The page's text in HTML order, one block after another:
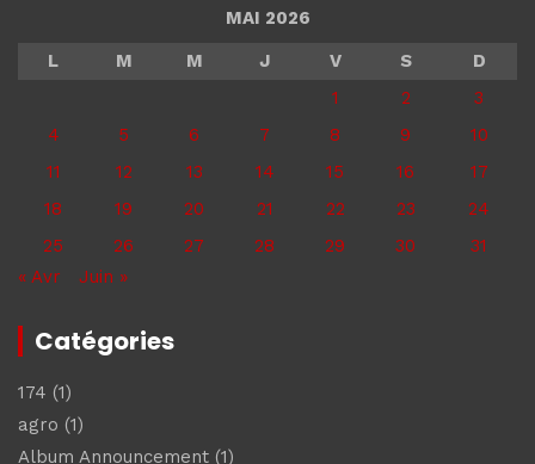
MAI 2026
L
M M J V S
D
1
2
3
4
5 6 7 8 9
10
11
12 13 14 15 16
17
18
19 20 21 22 23
24
25
26 27 28 29 30
31
« Avr
Juin »
Catégories
174 (1)
agro (1)
Album Announcement (1)